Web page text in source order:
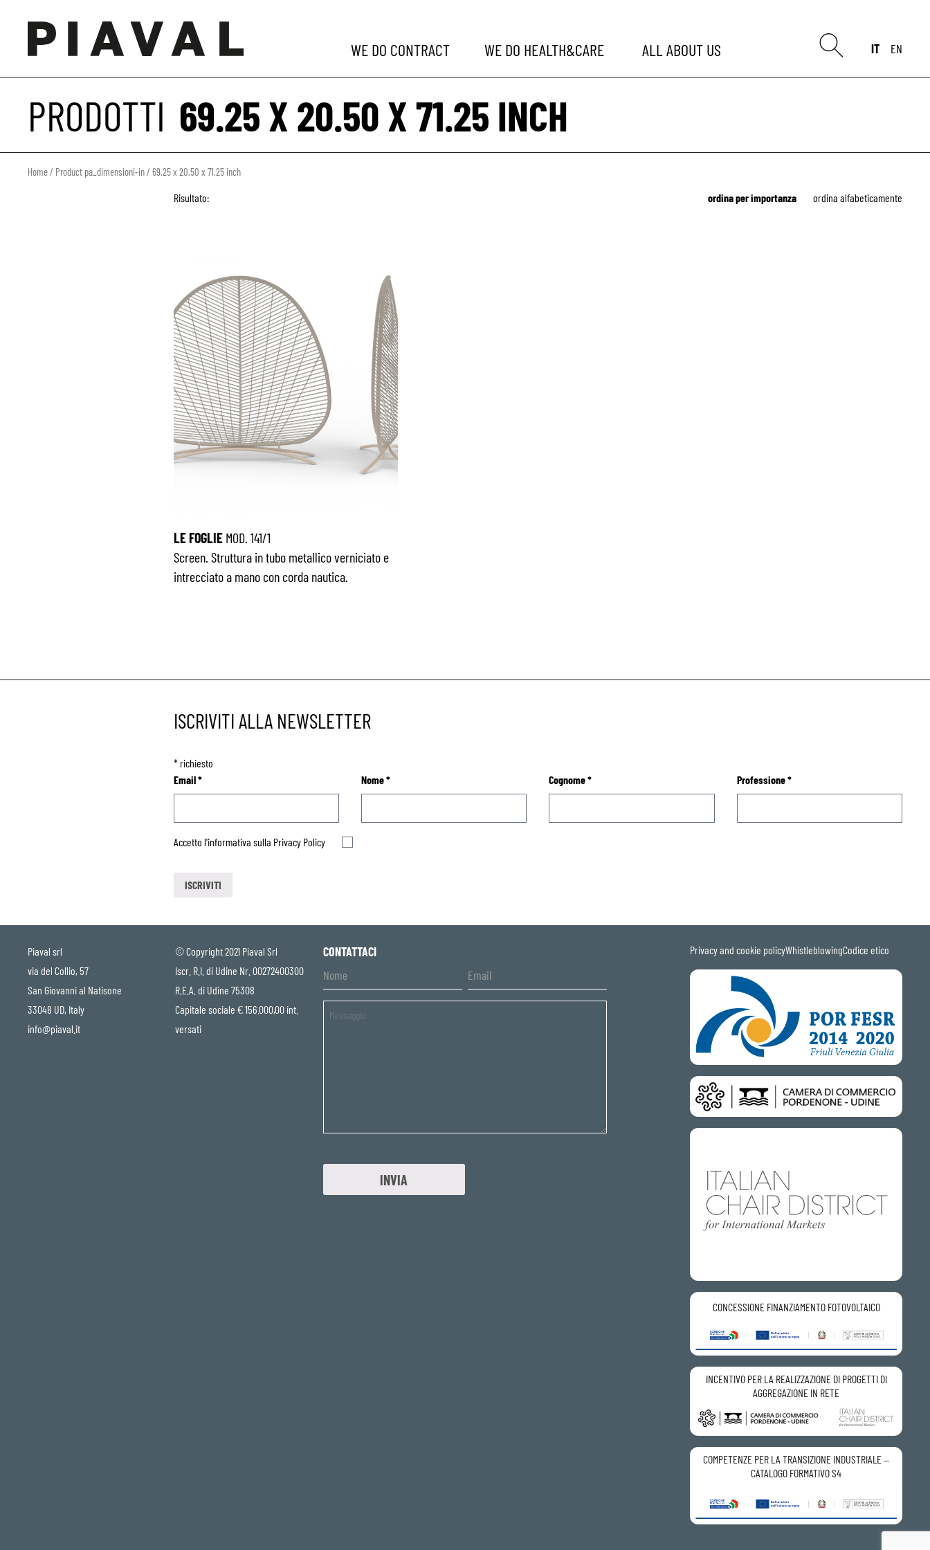
WE DO CONTRACT WE DO HEALTH&CARE ALLABOUT US IT EN
PRODOTTI 69.25 X 20.50 X 71.25 INCH
Home/ Product pa_dimensioni-in / 69.25 x 20.50 x 71.25 inch
Risultato: ordina alfabeticamente
ordina per importanza
LE FOGLIEMOD. 141/1
Screen. Struttura in tubo metallico verniciato e
intrecciato a mano con corda nautica.
ISCRIVITI ALLA NEWSLETTER
*richiesto
Email* Nome* Cognome* Professione*
Accetto l'informativa sulla Privacy Policy
Piaval srl
via del Collio, 57
San Giovanni al Natisone
33048 UD, Italy
info@piaval.it
© Copyright 2021 Piaval Srl
Iscr. R.I. di Udine Nr. 00272400300
R.E.A. di Udine 75308
Capitale sociale € 156.000,00 int.
versati
CONTATTACI
Untitled
Privacy and cookie policyWhistleblowingCodice etico
CONCESSIONE FINANZIAMENTO FOTOVOLTAICO
INCENTIVO PER LA REALIZZAZIONE DI PROGETTI DI
AGGREGAZIONE IN RETE
COMPETENZE PER LA TRANSIZIONE INDUSTRIALE –
CATALOGO FORMATIVO S4